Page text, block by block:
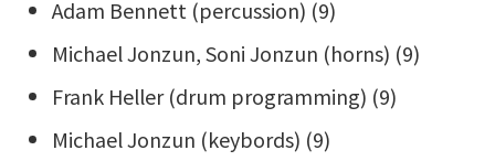
Adam Bennett (percussion) (9)
Michael Jonzun, Soni Jonzun (horns) (9)
Frank Heller (drum programming) (9)
Michael Jonzun (keybords) (9)